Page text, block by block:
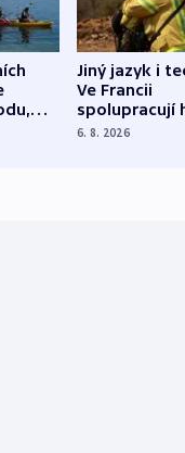
Jiný jazyk i
Ve Francii
spolupracují
různých zemí
6. 8. 2026